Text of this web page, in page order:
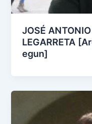
JOSÉ
LEGARRETA
egun]